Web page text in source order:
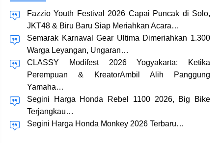
Fazzio Youth Festival 2026 Capai Puncak di Solo,
JKT48 & Biru Baru Siap Meriahkan Acara…
Semarak Karnaval Gear Ultima Dimeriahkan 1.300
Warga Leyangan, Ungaran…
CLASSY Modifest 2026 Yogyakarta: Ketika
Perempuan & KreatorAmbil Alih Panggung
Yamaha…
Segini Harga Honda Rebel 1100 2026, Big Bike
Terjangkau…
Segini Harga Honda Monkey 2026 Terbaru…